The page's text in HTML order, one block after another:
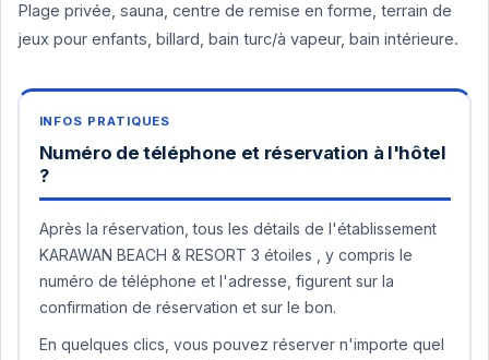
Plage privée, sauna, centre de remise en forme, terrain de
jeux pour enfants, billard, bain turc/à vapeur, bain intérieure.
Numéro de téléphone et réservation à l'hôtel
?
Après la réservation, tous les détails de l'établissement
KARAWAN BEACH & RESORT 3 étoiles , y compris le
numéro de téléphone et l'adresse, figurent sur la
confirmation de réservation et sur le bon.
En quelques clics, vous pouvez réserver n'importe quel